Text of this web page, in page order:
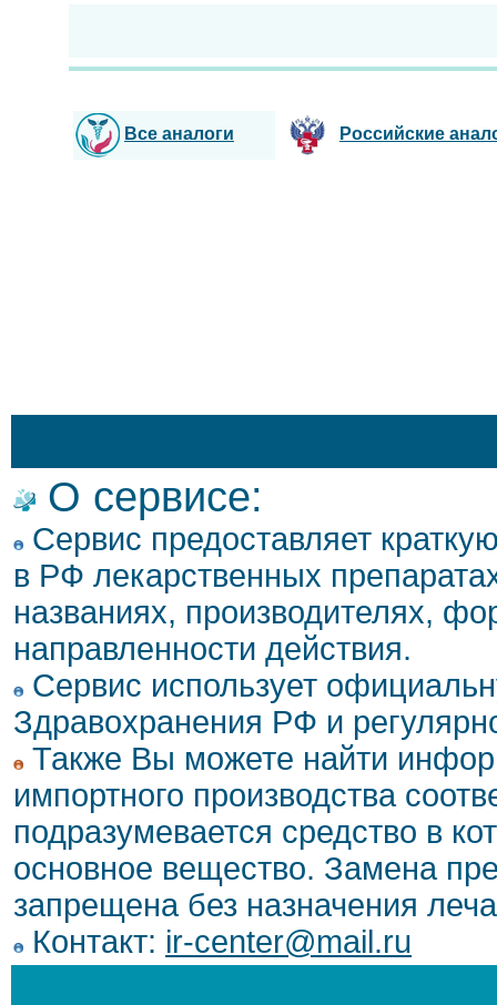
Все аналоги Российские
О сервисе:
Сервис предоставляет
в РФ лекарственных
названиях, производителях,
направленности действия.
Сервис использует
Здравохранения РФ и
Также Вы можете найти
импортного производства
подразумевается средство в
основное вещество. Замена
запрещена без назначения
Контакт: ir-center@mail.ru